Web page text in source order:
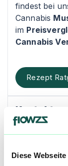
Diese
findest bei
Cannabis
im
Cannabis
Rezept
Kontakt
Fähren
Provinzialstr.